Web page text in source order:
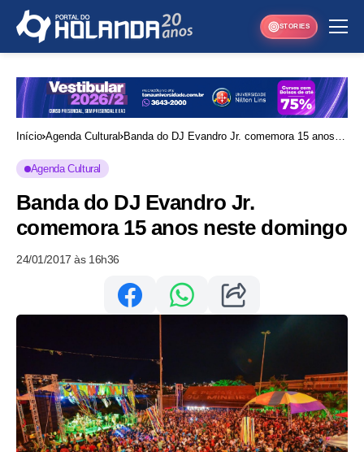
STORIES
Início Agenda Cultural Banda do DJ Evandro Jr. comemora 15 anos
Agenda Cultural
Banda do DJ Evandro Jr.
comemora 15 anos neste domingo
24/01/2017 às 16h36